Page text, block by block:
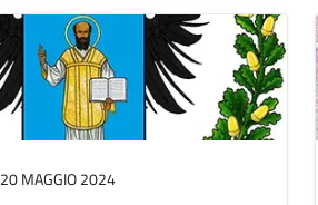
20 MAGGIO 2024